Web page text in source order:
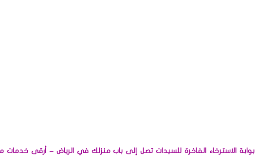
بوابة الاسترخاء الفاخرة للسيدات تصل إلى باب منزلك في الرياض – أرقى